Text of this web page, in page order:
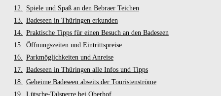
Spiele und Spaß an den Bebraer Teichen
Badeseen in Thüringen erkunden
Praktische Tipps für einen Besuch an den Badeseen
Öffnungszeiten und Eintrittspreise
Parkmöglichkeiten und Anreise
Badeseen in Thüringen alle Infos und Tipps
Geheime Badeseen abseits der Touristenströme
Lütsche-Talsperre bei Oberhof